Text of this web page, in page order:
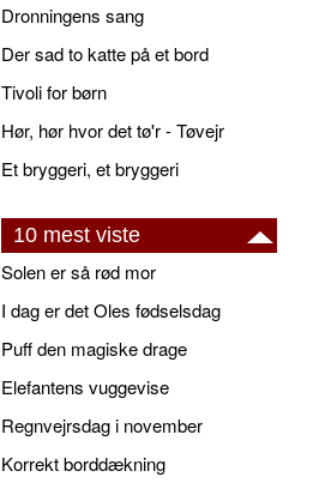
Dronningens sang
Der sad to katte på et bord
Tivoli for børn
Hør, hør hvor det tø'r - Tøvejr
Et bryggeri, et bryggeri
10 mest viste
Solen er så rød mor
I dag er det Oles fødselsdag
Puff den magiske drage
Elefantens vuggevise
Regnvejrsdag i november
Korrekt borddækning